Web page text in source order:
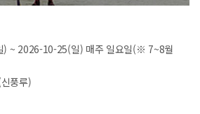
) ~ 2026-10-25(일) 매주 일요일(※ 7~8월
풍루)